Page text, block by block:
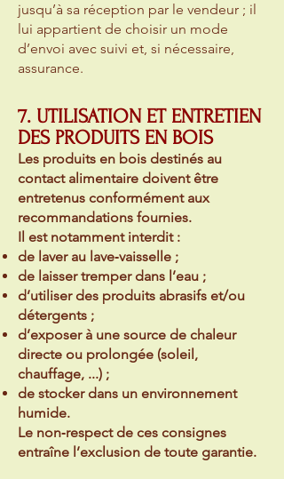
jusqu’à sa réception par le vendeur ; il
lui appartient de choisir un mode
d’envoi avec suivi et, si nécessaire,
assurance.
7. UTILISATION ET ENTRETIEN
DES PRODUITS EN BOIS
Les produits en bois destinés au
contact alimentaire doivent être
entretenus conformément aux
recommandations fournies.
Il est notamment interdit :
de laver au lave‑vaisselle ;
de laisser tremper dans l’eau ;
d’utiliser des produits abrasifs et/ou
détergents ;
d’exposer à une source de chaleur
directe ou prolongée (soleil,
chauffage, ...) ;
de stocker dans un environnement
humide.
Le non‑respect de ces consignes
entraîne l’exclusion de toute garantie.